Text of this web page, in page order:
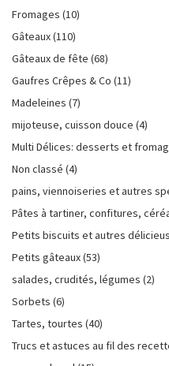
Fromages (10)
Gâteaux(110)
Gâteaux de fête (68)
Gaufres Crêpes & Co (11)
Madeleines (7)
mijoteuse, cuisson douce (4)
Multi Délices: desserts et
Non classé (4)
pains, viennoiseries et autres
Pâtes à tartiner, confitures,
Petits biscuits et autres
Petits gâteaux(53)
salades, crudités, légumes (2)
Sorbets (6)
Tartes, tourtes (40)
Trucs et astuces au fil des